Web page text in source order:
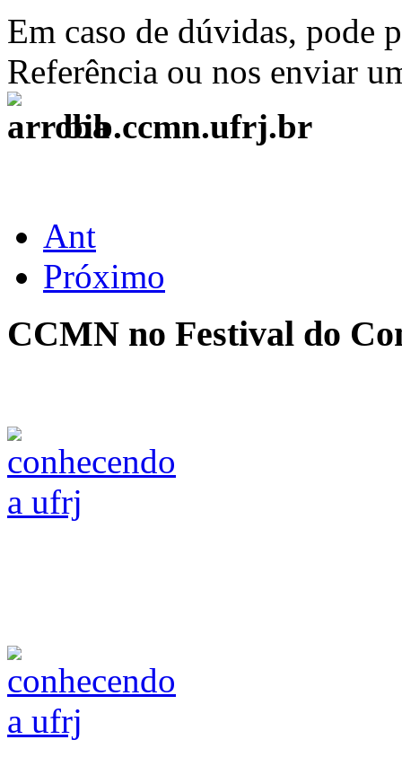
Em caso de dúvidas, pode
Referência ou nos enviar
bib.ccmn.ufrj.br
Ant
Próximo
CCMN no Festival do